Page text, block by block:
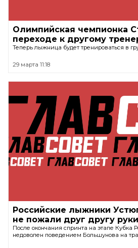
Олимпийская чемпионка
переходе к другому
Теперь лыжница будет тренироваться в
29 марта 11:18
Российские лыжники
не пожали друг другу руки
После окончания спринта на этапе Кубка
недоволен поведением Большунова на